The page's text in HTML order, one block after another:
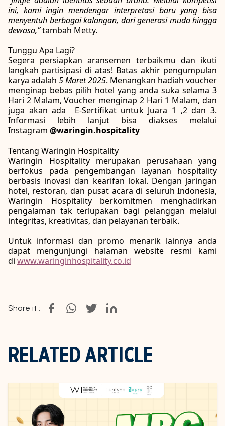
ini, kami ingin mendengar interpretasi baru yang bisa
menyentuh berbagai kalangan, dari generasi muda hingga
dewasa,”tambah Metty.
Tunggu Apa Lagi?
Segera persiapkan aransemen terbaikmu dan ikuti
langkah partisipasi di atas! Batas akhir pengumpulan
karya adalah 5 Maret 2025. Menangkan hadiah voucher
menginap bebas pilih hotel yang anda suka selama 3
Hari 2 Malam, Voucher menginap 2 Hari 1 Malam, dan
juga akan ada E-Sertifikat untuk Juara 1 ,2 dan 3.
Informasi lebih lanjut bisa diakses melalui
Instagram @waringin.hospitality
Tentang Waringin Hospitality
Waringin Hospitality merupakan perusahaan yang
berfokus pada pengembangan layanan hospitality
berbasis inovasi dan kearifan lokal. Dengan jaringan
hotel, restoran, dan pusat acara di seluruh Indonesia,
Waringin Hospitality berkomitmen menghadirkan
pengalaman tak terlupakan bagi pelanggan melalui
integritas, kreativitas, dan pelayanan terbaik.
Untuk informasi dan promo menarik lainnya anda
dapat mengunjungi halaman website resmi kami
di www.waringinhospitality.co.id
Share it :
RELATED ARTICLE